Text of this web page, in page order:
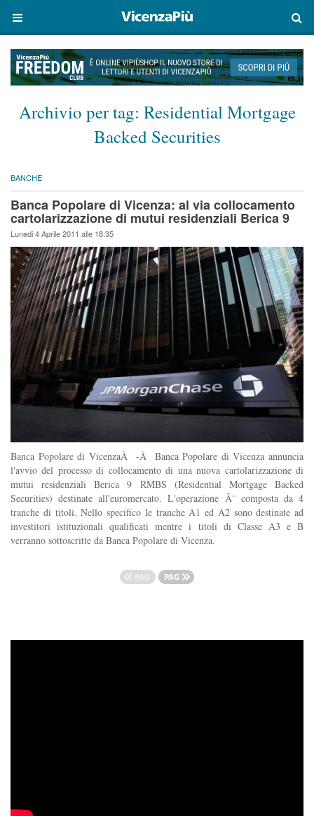
Archivio per tag: Residential Mortgage
Backed Securities
BANCHE
Banca Popolare di Vicenza: al via collocamento
cartolarizzazione di mutui residenziali Berica 9
Lunedi 4 Aprile 2011 alle 18:35
Banca Popolare di VicenzaÂ -Â Banca Popolare di Vicenza annuncia
l'avvio del processo di collocamento di una nuova cartolarizzazione di
mutui residenziali Berica 9 RMBS (Residential Mortgage Backed
Securities) destinate all'euromercato. L'operazione Ã¨ composta da 4
tranche di titoli. Nello specifico le tranche A1 ed A2 sono destinate ad
investitori istituzionali qualificati mentre i titoli di Classe A3 e B
verranno sottoscritte da Banca Popolare di Vicenza.